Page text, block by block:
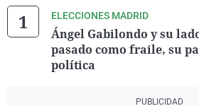
ELECCIONES MADRID
Ángel Gabilondo y su
pasado como fraile, su
política